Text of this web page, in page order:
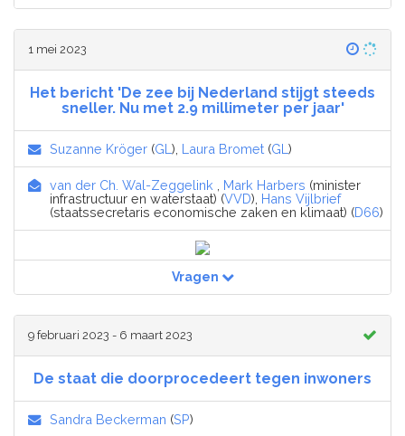
1 mei 2023
Het bericht 'De zee bij Nederland stijgt steeds
sneller. Nu met 2.9 millimeter per jaar'
Suzanne Kröger (GL ), Laura Bromet (GL )
van der Ch. Wal-Zeggelink Mark Harbers (minister
infrastructuur en waterstaat) (VVD), Hans Vijlbrief
(staatssecretaris economische zaken en klimaat) (D66)
Vragen
9 februari 2023 - 6 maart 2023
De staat die doorprocedeert tegen inwoners
Sandra Beckerman (SP)